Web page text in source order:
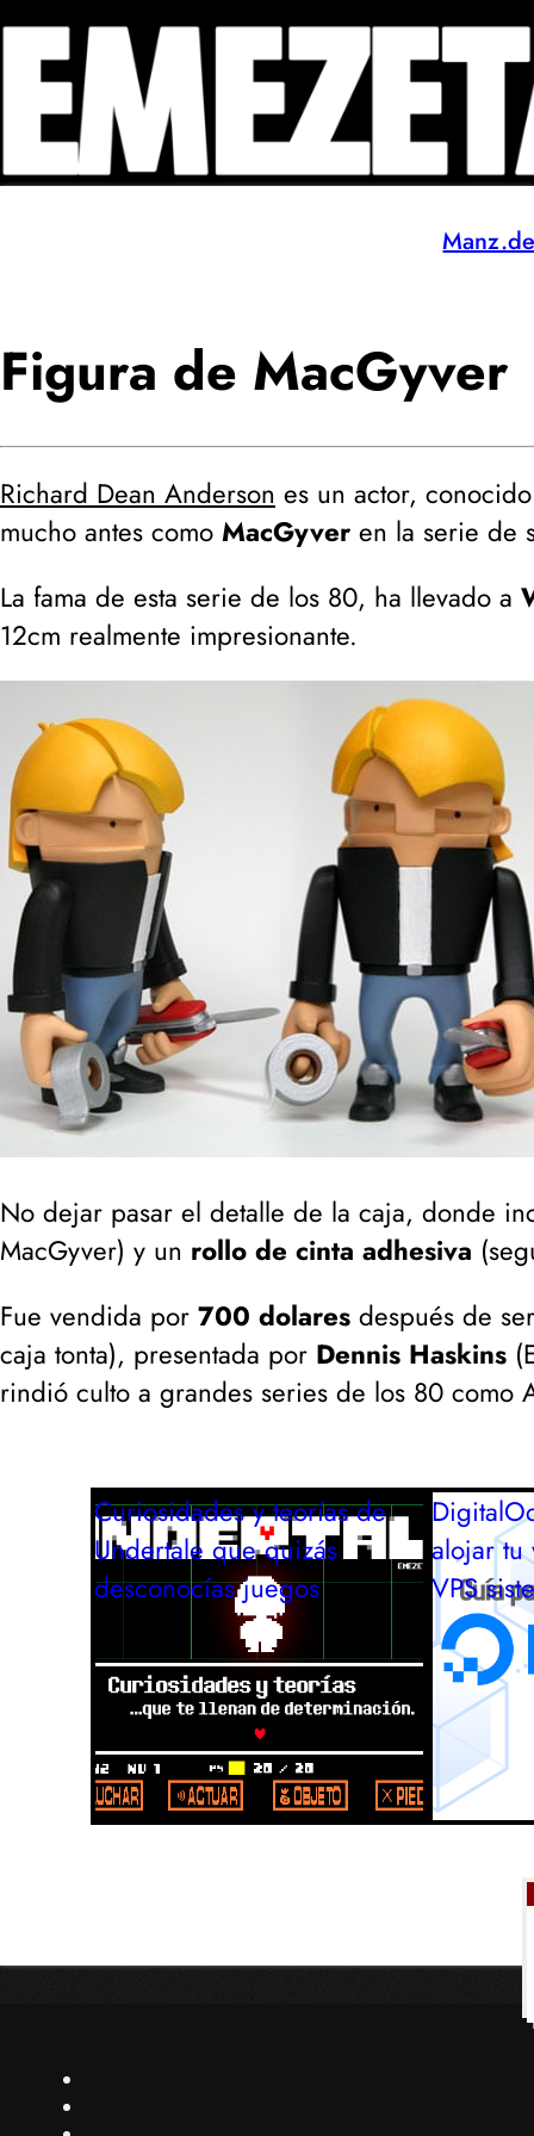
Figura de MacGyver
Richard Dean Anderson es un actor,
mucho antes como MacGyver en la serie de
La fama de esta serie de los 80, ha llevado a
12cm realmente impresionante.
No dejar pasar el detalle de la caja, donde
MacGyver) y un rollo de cinta adhesiva (
Fue vendida por 700 dolares después de
caja tonta), presentada por Dennis Haskins (
rindió culto a grandes series de los 80 como
Curiosidades y teorías de
Undertale que quizás
desconocías juegos
alojar
VPS